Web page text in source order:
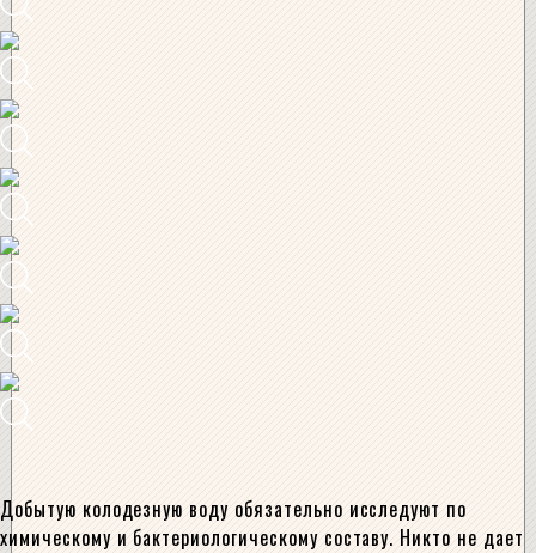
Добытую колодезную воду обязательно исследуют по
химическому и бактериологическому составу. Никто не дает